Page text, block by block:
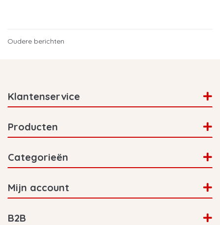
Oudere berichten
Klantenservice
Producten
Categorieën
Mijn account
B2B